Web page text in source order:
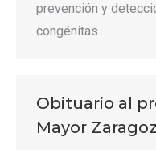
prevención y
congénitas.…
Obituario al
Mayor